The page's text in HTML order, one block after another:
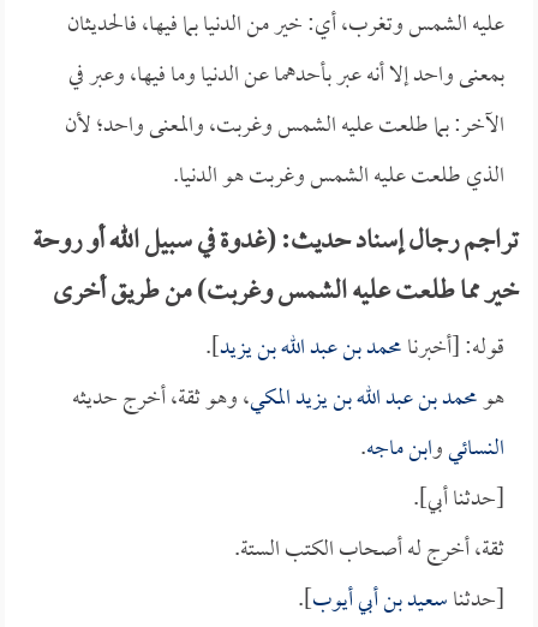
عليه الشمس وتغرب، أي: خير من الدنيا بما فيها، فالحديثان
بمعنى واحد إلا أنه عبر بأحدهما عن الدنيا وما فيها، وعبر في
الآخر: بما طلعت عليه الشمس وغربت، والمعنى واحد؛ لأن
الذي طلعت عليه الشمس وغربت هو الدنيا.
تراجم رجال إسناد حديث: (غدوة في سبيل الله أو روحة
خير مما طلعت عليه الشمس وغربت) من طريق أخرى
قوله: [أخبرنامحمد بن عبد الله بن يزيد].
هومحمد بن عبد الله بن يزيد المكي، وهو ثقة، أخرج حديثه
النسائيوابن ماجه.
[حدثنا أبي].
ثقة، أخرج له أصحاب الكتب الستة.
[حدثناسعيد بن أبي أيوب].